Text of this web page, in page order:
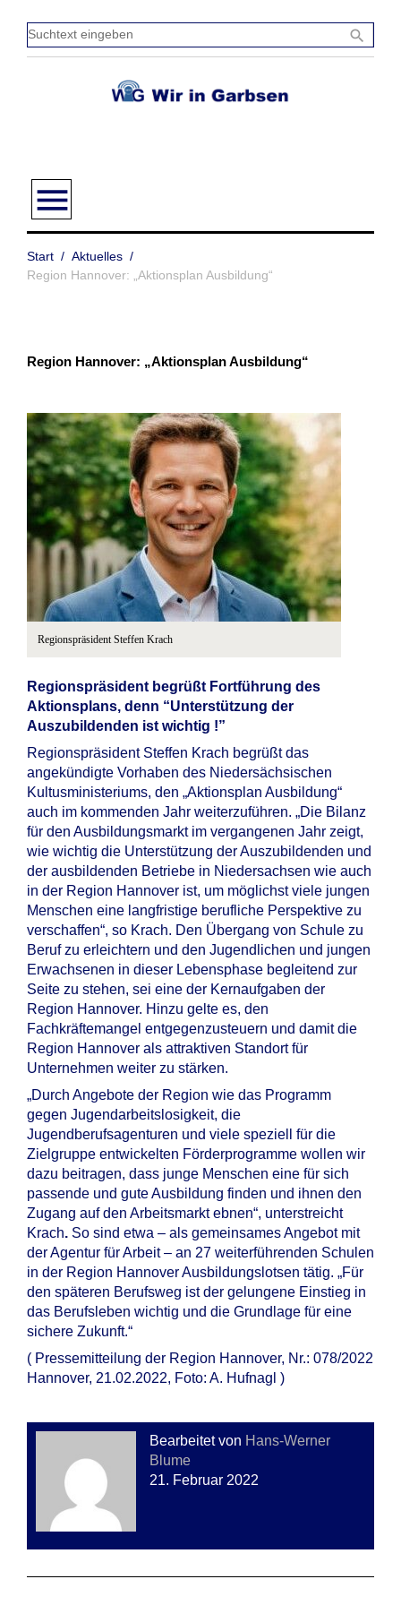
Inhalt
springen
search
menu
Start / Aktuelles /
Region Hannover: „Aktionsplan Ausbildung“
Region Hannover: „Aktionsplan Ausbildung“
Regionspräsident Steffen Krach
Regionspräsident begrüßt Fortführung des
Aktionsplans, denn “Unterstützung der
Auszubildenden ist wichtig !”
Regionspräsident Steffen Krach begrüßt das
angekündigte Vorhaben des Niedersächsischen
Kultusministeriums, den „Aktionsplan Ausbildung“
auch im kommenden Jahr weiterzuführen. „Die Bilanz
für den Ausbildungsmarkt im vergangenen Jahr zeigt,
wie wichtig die Unterstützung der Auszubildenden und
der ausbildenden Betriebe in Niedersachsen wie auch
in der Region Hannover ist, um möglichst viele jungen
Menschen eine langfristige berufliche Perspektive zu
verschaffen“, so Krach. Den Übergang von Schule zu
Beruf zu erleichtern und den Jugendlichen und jungen
Erwachsenen in dieser Lebensphase begleitend zur
Seite zu stehen, sei eine der Kernaufgaben der
Region Hannover. Hinzu gelte es, den
Fachkräftemangel entgegenzusteuern und damit die
Region Hannover als attraktiven Standort für
Unternehmen weiter zu stärken.
„Durch Angebote der Region wie das Programm
gegen Jugendarbeitslosigkeit, die
Jugendberufsagenturen und viele speziell für die
Zielgruppe entwickelten Förderprogramme wollen wir
dazu beitragen, dass junge Menschen eine für sich
passende und gute Ausbildung finden und ihnen den
Zugang auf den Arbeitsmarkt ebnen“, unterstreicht
Krach. So sind etwa – als gemeinsames Angebot mit
der Agentur für Arbeit – an 27 weiterführenden Schulen
in der Region Hannover Ausbildungslotsen tätig. „Für
den späteren Berufsweg ist der gelungene Einstieg in
das Berufsleben wichtig und die Grundlage für eine
sichere Zukunft.“
( Pressemitteilung der Region Hannover, Nr.: 078/2022
Hannover, 21.02.2022, Foto: A. Hufnagl )
Bearbeitet von Hans-Werner
Blume
21. Februar 2022